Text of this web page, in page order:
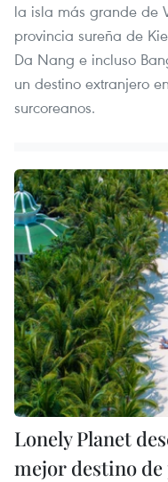
la isla más grande de
provincia sureña de
Da Nang e incluso
un destino extranjero
surcoreanos.
Lonely Planet
mejor destino de